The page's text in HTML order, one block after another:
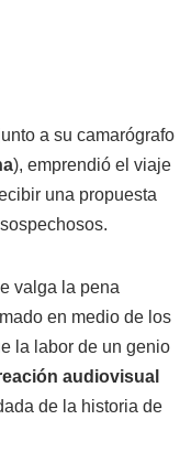
a su camarógrafo
), emprendió el viaje
una propuesta
valga la pena
en medio de los
la labor de un genio
audiovisual
de la historia de